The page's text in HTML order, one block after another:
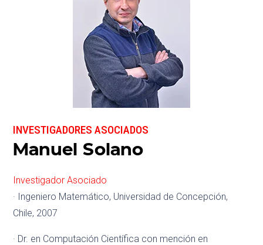
INVESTIGADORES ASOCIADOS
Manuel Solano
Investigador Asociado
· Ingeniero Matemático, Universidad de Concepción,
Chile, 2007
· Dr. en Computación Científica con mención en